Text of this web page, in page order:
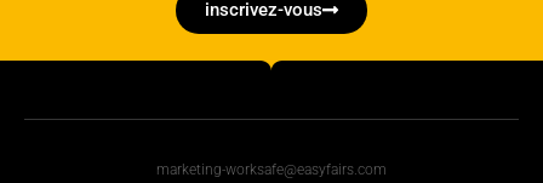
inscrivez-vous
marketing-worksafe@easyfairs.com